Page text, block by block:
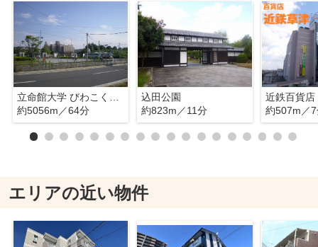
立命館大学 びわこくさつキャンパス
約5056m／64分
込田公園
約823m／11分
近鉄百貨店
約507m／
エリアの近い物件